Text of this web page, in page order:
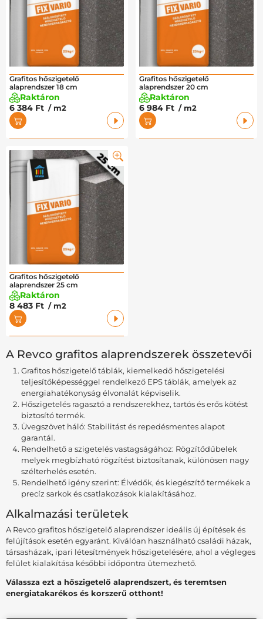
Grafitos hőszigetelő
alaprendszer 18 cm
Raktáron
6 384 Ft / m2
Grafitos hőszigetelő
alaprendszer 20 cm
Raktáron
6 984 Ft / m2
Grafitos hőszigetelő
alaprendszer 25 cm
Raktáron
8 483 Ft / m2
A Revco grafitos alaprendszerek összetevői
Grafitos hőszigetelő táblák, kiemelkedő hőszigetelési
teljesítőképességgel rendelkező EPS táblák, amelyek az
energiahatékonyság élvonalát képviselik.
Hőszigetelés ragasztó a rendszerekhez, tartós és erős kötést
biztosító termék.
Üvegszövet háló: Stabilitást és repedésmentes alapot
garantál.
Rendelhető a szigetelés vastagságához: Rögzítődűbelek
melyek megbízható rögzítést biztosítanak, különösen nagy
szélterhelés esetén.
Rendelhető igény szerint: Élvédők, és kiegészítő termékek a
precíz sarkok és csatlakozások kialakításához.
Alkalmazási területek
A Revco grafitos hőszigetelő alaprendszer ideális új építések és
felújítások esetén egyaránt. Kiválóan használható családi házak,
társasházak, ipari létesítmények hőszigetelésére, ahol a végleges
felület kialakítása későbbi időpontra ütemezhető.
Válassza ezt a hőszigetelő alaprendszert, és teremtsen
energiatakarékos és korszerű otthont!